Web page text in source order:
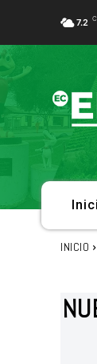
7.2 C
INICIO